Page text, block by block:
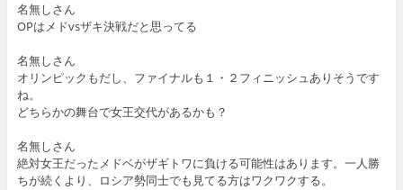
名無しさん
OPはメドvsザキ決戦だと思ってる
名無しさん
オリンピックもだし、ファイナルも１・２フィニッシュありそうです
ね。
どちらかの舞台で女王交代があるかも？
名無しさん
絶対女王だったメドベがザギトワに負ける可能性はあります。一人勝
ちが続くより、ロシア勢同士でも見てる方はワクワクする。